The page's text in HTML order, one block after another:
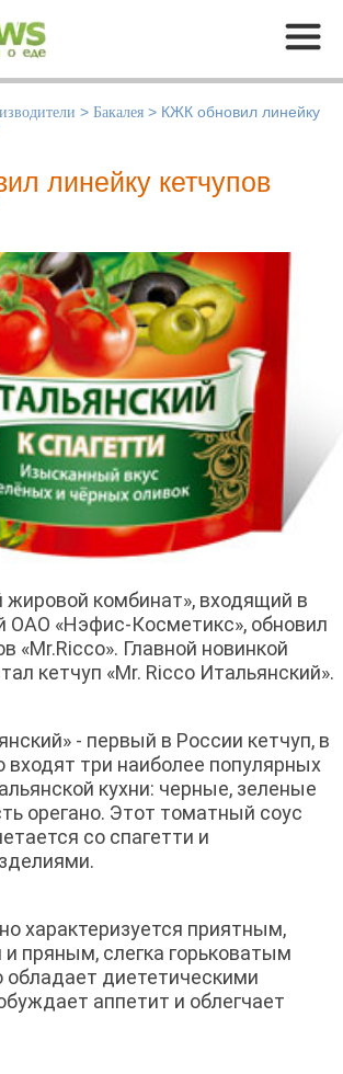
Меню
> Бакалея > КЖК обновил линейку
линейку кетчупов
жировой комбинат», входящий в
ОАО «Нэфис-Косметикс», обновил
«Mr.Ricco». Главной новинкой
кетчуп «Mr. Ricco Итальянский».
- первый в России кетчуп, в
входят три наиболее популярных
кухни: черные, зеленые
орегано. Этот томатный соус
со спагетти и
характеризуется приятным,
пряным, слегка горьковатым
обладает диететическими
аппетит и облегчает